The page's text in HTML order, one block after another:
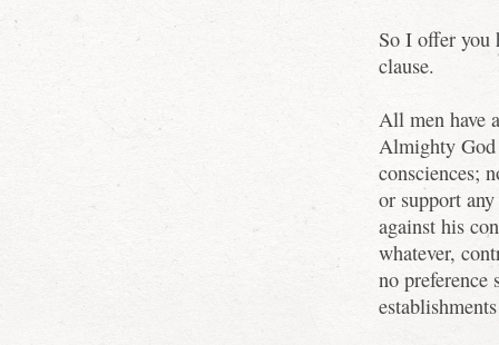
So I offer you
clause.
All men have
Almighty God
consciences;
or support
against his
whatever,
no preference